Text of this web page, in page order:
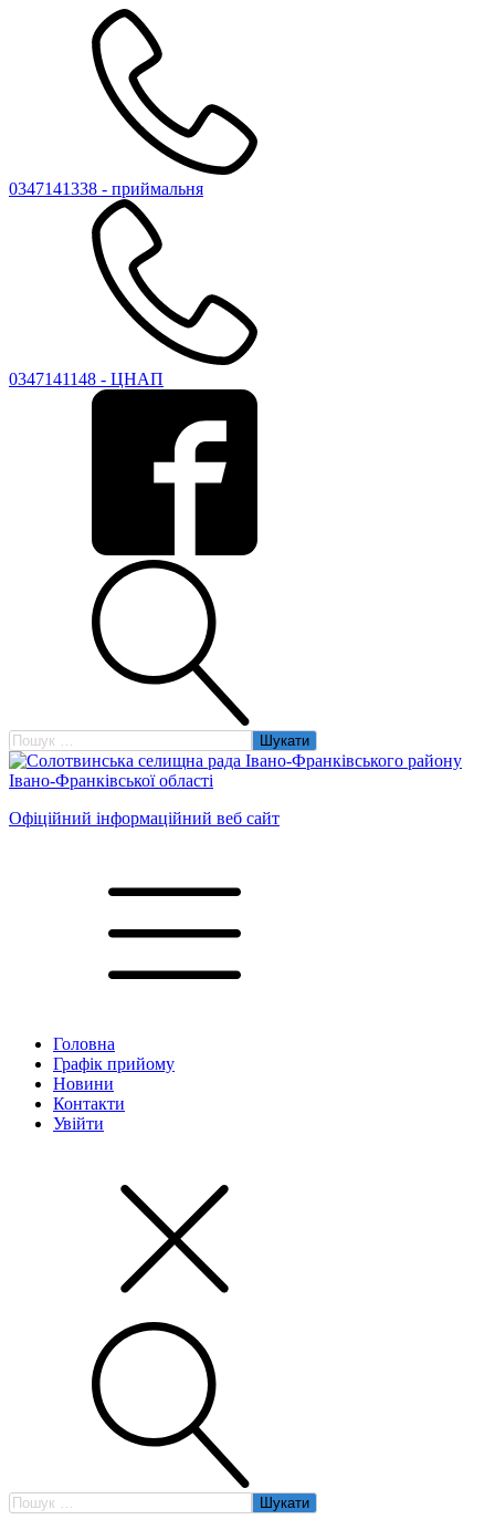
0347141338 - приймальня
0347141148 - ЦНАП
Пошук:
Офіційний інформаційний веб сайт
Головна
Графік прийому
Новини
Контакти
Увійти
Пошук: